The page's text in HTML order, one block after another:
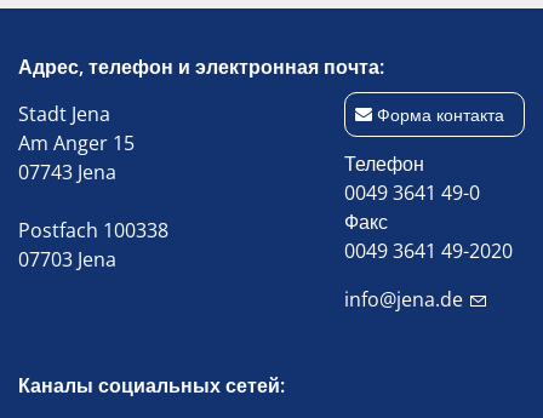
Адрес, телефон и электронная почта:
Stadt Jena
Am Anger 15
07743 Jena
Postfach 100338
07703 Jena
Форма контакта
Телефон
0049 3641 49-0
Факс
0049 3641 49-2020
info@jena.de
Каналы социальных сетей: